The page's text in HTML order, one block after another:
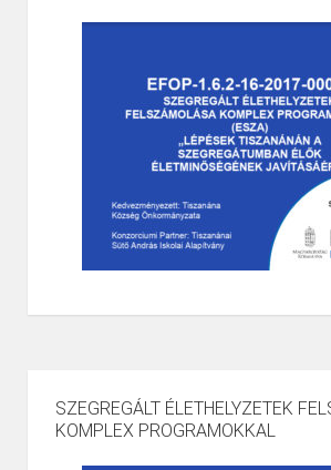
SZEGREGÁLT ÉLETHELYZETEK
KOMPLEX PROGRAMOKKAL